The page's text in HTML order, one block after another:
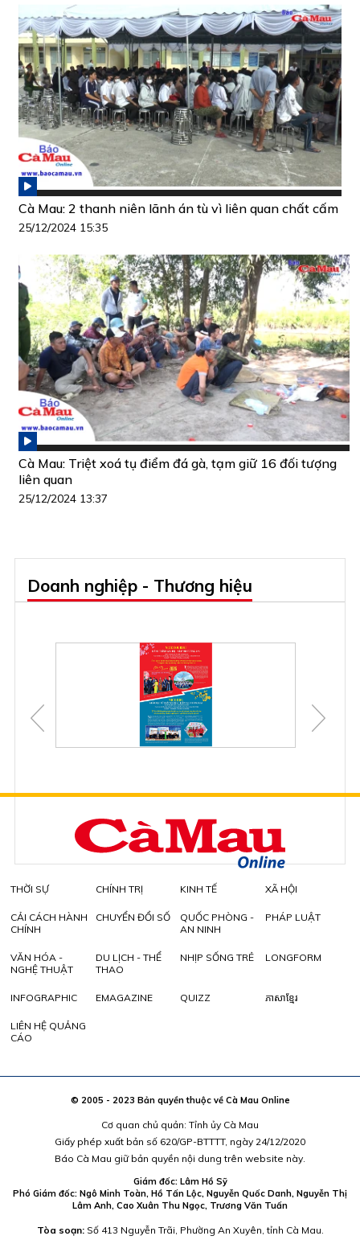
Cà Mau: 2 thanh niên lãnh án tù vì liên quan chất cấm
25/12/2024 15:35
Cà Mau: Triệt xoá tụ điểm đá gà, tạm giữ 16 đối tượng
liên quan
25/12/2024 13:37
Doanh nghiệp - Thương hiệu
THỜI SỰ CHÍNH TRỊ KINH TẾ XÃ HỘI
CẢI CÁCH HÀNH
CHÍNH
CHUYỂN ĐỔI SỐ
QUỐC PHÒNG -
AN NINH
PHÁP LUẬT
VĂN HÓA -
NGHỆ THUẬT
DU LỊCH - THỂ
THAO
NHỊP SỐNG TRẺ LONGFORM
INFOGRAPHIC EMAGAZINE QUIZZ ភាសាខ្មែរ
LIÊN HỆ QUẢNG
CÁO
© 2005 - 2023 Bản quyền thuộc về Cà Mau Online
Cơ quan chủ quản: Tỉnh ủy Cà Mau
Giấy phép xuất bản số 620/GP-BTTTT, ngày 24/12/2020
Báo Cà Mau giữ bản quyền nội dung trên website này.
Giám đốc: Lâm Hồ Sỹ
Phó Giám đốc: Ngô Minh Toàn, Hồ Tấn Lộc, Nguyễn Quốc Danh, Nguyễn Thị
Lâm Anh, Cao Xuân Thu Ngọc, Trương Văn Tuấn
Tòa soạn:Số 413 Nguyễn Trãi, Phường An Xuyên, tỉnh Cà Mau.